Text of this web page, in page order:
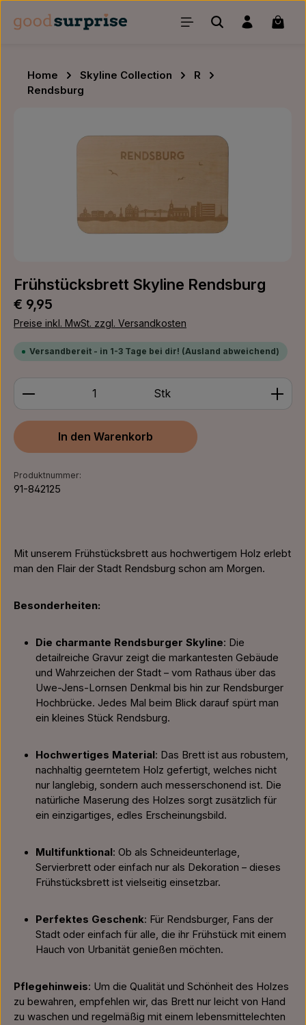
Zum Hauptinhalt springen
Home Skyline Collection
R
Rendsburg
Frühstücksbrett Skyline Rendsburg
Regulärer Preis:
€ 9,95
Preise inkl. MwSt. zzgl. Versandkosten
Versandbereit - in 1-3 Tage bei dir! (Ausland abweichend)
Produkt Anzahl: Gib den gewünschten Wert ein
Stk
In den Warenkorb
Produktnummer:
91-842125
Mit unserem Frühstücksbrett aus hochwertigem Holz erlebt
man den Flair der Stadt Rendsburg schon am Morgen.
Besonderheiten:
Die charmante Rendsburger Skyline: Die
detailreiche Gravur zeigt die markantesten Gebäude
und Wahrzeichen der Stadt – vom Rathaus über das
Uwe-Jens-Lornsen Denkmal bis hin zur Rendsburger
Hochbrücke. Jedes Mal beim Blick darauf spürt man
ein kleines Stück Rendsburg.
Hochwertiges Material: Das Brett ist aus robustem,
nachhaltig geerntetem Holz gefertigt, welches nicht
nur langlebig, sondern auch messerschonend ist. Die
natürliche Maserung des Holzes sorgt zusätzlich für
ein einzigartiges, edles Erscheinungsbild.
Multifunktional: Ob als Schneideunterlage,
Servierbrett oder einfach nur als Dekoration – dieses
Frühstücksbrett ist vielseitig einsetzbar.
Perfektes Geschenk: Für Rendsburger, Fans der
Stadt oder einfach für alle, die ihr Frühstück mit einem
Hauch von Urbanität genießen möchten.
Pflegehinweis: Um die Qualität und Schönheit des Holzes
zu bewahren, empfehlen wir, das Brett nur leicht von Hand
zu waschen und regelmäßig mit einem lebensmittelechten